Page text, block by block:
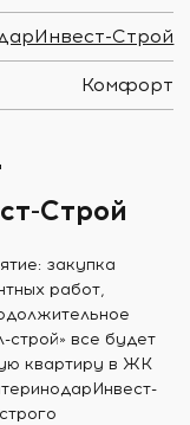
Строй
Комфорт
Строй
закупка
работ,
строй» все будет
квартиру в ЖК